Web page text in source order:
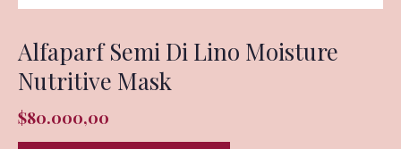
Alfaparf Semi Di Lino Moisture
Nutritive Mask
$80.000,00